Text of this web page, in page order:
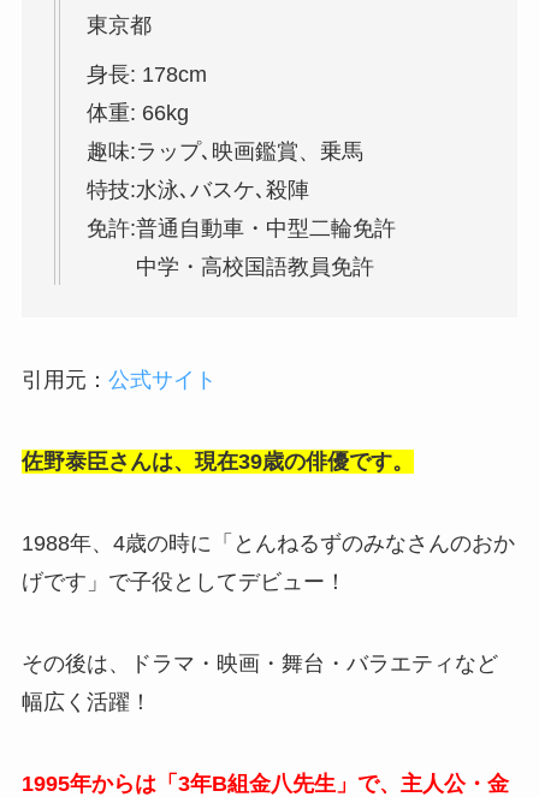
東京都
身長: 178cm
体重: 66kg
趣味:ラップ､映画鑑賞、乗馬
特技:水泳､バスケ､殺陣
免許:普通自動車・中型二輪免許
中学・高校国語教員免許
引用元： 公式サイト
佐野泰臣さんは、現在39歳の俳優です。
1988年、4歳の時に「とんねるずのみなさんのおか
げです」で子役としてデビュー！
その後は、ドラマ・映画・舞台・バラエティなど
幅広く活躍！
1995年からは「3年B組金八先生」で、主人公・金